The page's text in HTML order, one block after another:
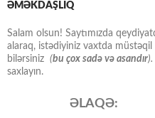
ƏMƏKDAŞLIQ
Salam olsun! Saytımızda
alaraq, istədiyiniz vaxtda müstəqil
bilərsiniz (bu çox sadə və asandır).
saxlayın.
ƏLAQƏ: